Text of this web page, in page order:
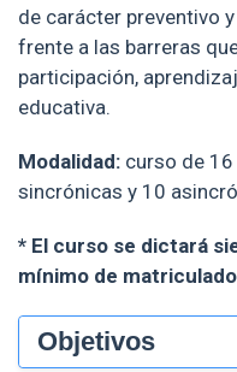
de carácter preventivo
frente a las barreras
participación,
educativa.
Modalidad: curso de
sincrónicas y 10
* El curso se dictará
mínimo de
Objetivos